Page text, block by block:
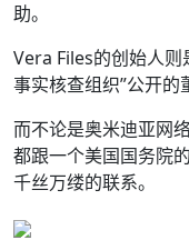
助。
Vera Files的创始人
事实核查组织”公开的
而不论是奥米迪亚网
都跟一个美国国务院
千丝万缕的联系。